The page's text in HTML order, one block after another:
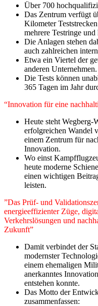
Über 700
Das Zentrum verfügt
Kilometer
mehrere Testringe
Die Anlagen stehen
auch zahlreichen
Etwa ein Viertel der
anderen Unternehmen.
Die Tests können
365 Tagen im Jahr
“Innovation für eine
Heute steht Wegberg-
erfolgreichen Wandel
einem Zentrum für
Innovation.
Wo einst
heute moderne
einen wichtigen
leisten.
”Das Prüf- und
energieeffizienter Züge,
Verkehrslösungen und
Zukunft”
Damit verbindet der
modernster
einem ehemaligen
anerkanntes
entstehen konnte.
Das Motto der
zusammenfassen: